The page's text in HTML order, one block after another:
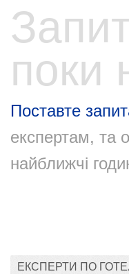
поки
Поставте
експертам, та
найближчі
ЕКСПЕРТИ ПО